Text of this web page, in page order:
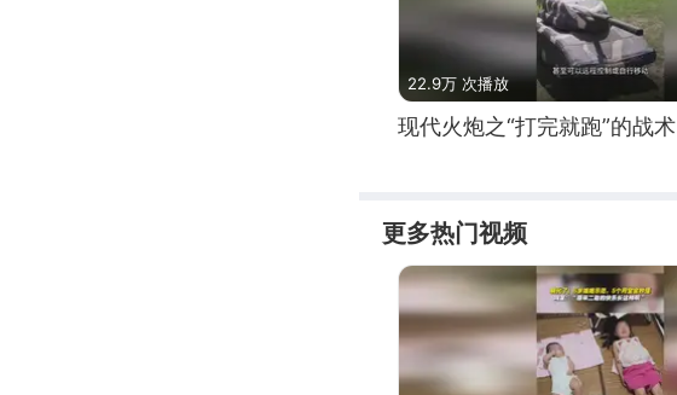
22.9万 次播放
现代火炮之“打完就跑”的战术
更多热门视频